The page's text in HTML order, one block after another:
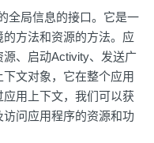
全局信息的接口。它是一
方法和资源的方法。应
、启动Activity、发送广
文对象，它在整个应用
用上下文，我们可以获
问应用程序的资源和功